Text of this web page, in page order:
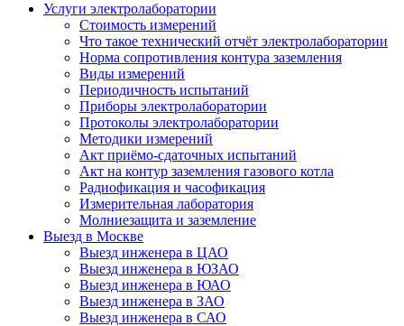
Услуги электролаборатории
Стоимость измерений
Что такое технический отчёт электролаборатории
Норма сопротивления контура заземления
Виды измерений
Периодичность испытаний
Приборы электролаборатории
Протоколы электролаборатории
Методики измерений
Акт приёмо-сдаточных испытаний
Акт на контур заземления газового котла
Радиофикация и часофикация
Измерительная лаборатория
Молниезащита и заземление
Выезд в Москве
Выезд инженера в ЦАО
Выезд инженера в ЮЗАО
Выезд инженера в ЮАО
Выезд инженера в ЗАО
Выезд инженера в САО